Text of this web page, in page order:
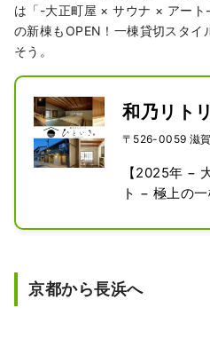
は「-大正町屋 × サウナ × アート
の新棟もOPEN！一棟貸切スタイ
そう。
和乃リト
〒526-0059 滋
【2025年 −
ト − 極上の
旅》を掲げる
期・大正期の
京都から長浜へ